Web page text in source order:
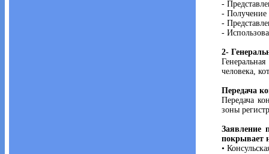
-
- Получение
-
-
2-
человека,
Передача
Передача
зоны
Заявление
покрывает
•